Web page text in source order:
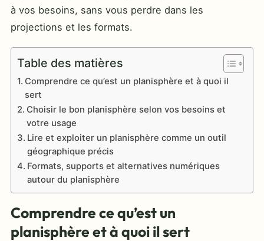
à vos besoins, sans vous perdre dans les
projections et les formats.
Table des matières
Comprendre ce qu’est un planisphère et à quoi il
sert
Choisir le bon planisphère selon vos besoins et
votre usage
Lire et exploiter un planisphère comme un outil
géographique précis
Formats, supports et alternatives numériques
autour du planisphère
Comprendre ce qu’est un
planisphère et à quoi il sert